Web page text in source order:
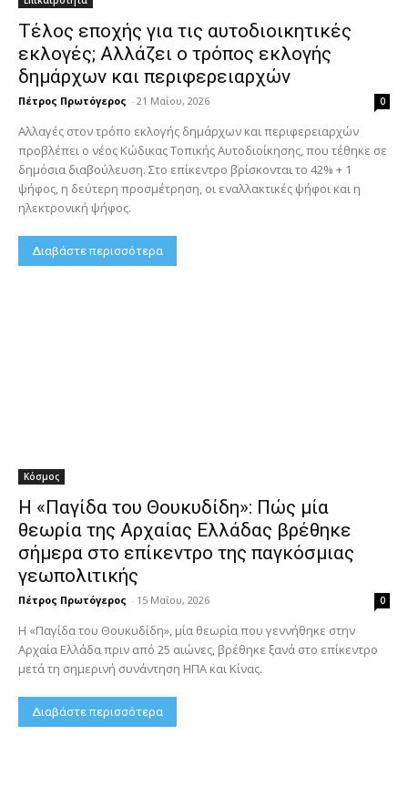
Τέλος εποχής για τις αυτοδιοικητικές
εκλογές; Αλλάζει ο τρόπος εκλογής
δημάρχων και περιφερειαρχών
Πέτρος Πρωτόγερος - 21 Μαΐου, 2026 0
Αλλαγές στον τρόπο εκλογής δημάρχων και περιφερειαρχών
προβλέπει ο νέος Κώδικας Τοπικής Αυτοδιοίκησης, που τέθηκε σε
δημόσια διαβούλευση. Στο επίκεντρο βρίσκονται το 42% + 1
ψήφος, η δεύτερη προσμέτρηση, οι εναλλακτικές ψήφοι και η
ηλεκτρονική ψήφος.
Διαβάστε περισσότερα
Κόσμος
Η «Παγίδα του Θουκυδίδη»: Πώς μία
θεωρία της Αρχαίας Ελλάδας βρέθηκε
σήμερα στο επίκεντρο της παγκόσμιας
γεωπολιτικής
Πέτρος Πρωτόγερος - 15 Μαΐου, 2026 0
Η «Παγίδα του Θουκυδίδη», μία θεωρία που γεννήθηκε στην
Αρχαία Ελλάδα πριν από 25 αιώνες, βρέθηκε ξανά στο επίκεντρο
μετά τη σημερινή συνάντηση ΗΠΑ και Κίνας.
Διαβάστε περισσότερα